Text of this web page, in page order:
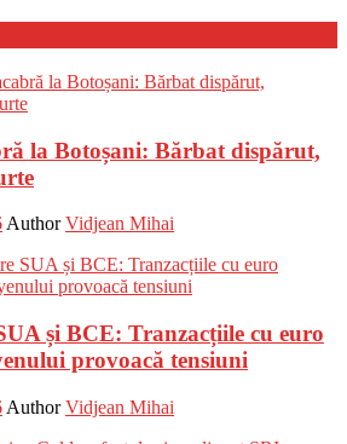
la Botoșani: Bărbat dispărut,
Author Vidjean Mihai
și BCE: Tranzacțiile cu euro
provoacă tensiuni
Author Vidjean Mihai